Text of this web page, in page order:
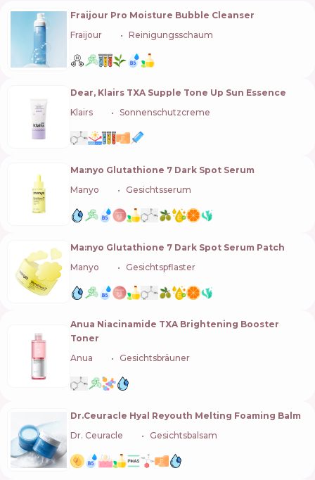
Fraijour Pro Moisture Bubble Cleanser
Fraijour
Reinigungsschaum
Dear, Klairs TXA Supple Tone Up Sun Essence
Klairs
Sonnenschutzcreme
Ma:nyo Glutathione 7 Dark Spot Serum
Manyo
Gesichtsserum
Ma:nyo Glutathione 7 Dark Spot Serum Patch
Manyo
Gesichtspflaster
Anua Niacinamide TXA Brightening Booster
Toner
Anua
Gesichtsbräuner
Dr.Ceuracle Hyal Reyouth Melting Foaming Balm
Dr. Ceuracle
Gesichtsbalsam